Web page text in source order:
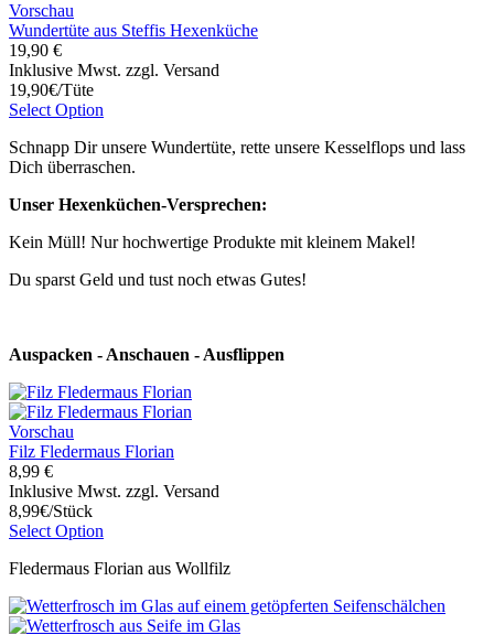
Vorschau
Wundertüte aus Steffis Hexenküche
19,90 €
Inklusive Mwst. zzgl. Versand
19,90€/Tüte
Select Option
Schnapp Dir unsere Wundertüte, rette unsere Kesselflops und lass
Dich überraschen.
Unser Hexenküchen-Versprechen:
Kein Müll! Nur hochwertige Produkte mit kleinem Makel!
Du sparst Geld und tust noch etwas Gutes!
Auspacken - Anschauen - Ausflippen
Vorschau
Filz Fledermaus Florian
8,99 €
Inklusive Mwst. zzgl. Versand
8,99€/Stück
Select Option
Fledermaus Florian aus Wollfilz